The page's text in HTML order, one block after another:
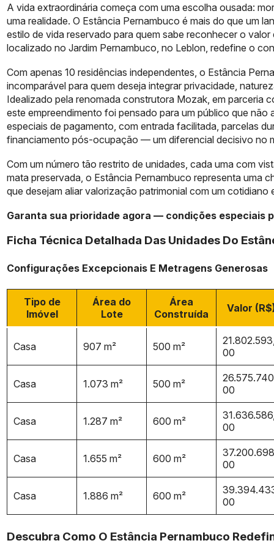
A vida extraordinária começa com uma escolha ousada:
uma realidade. O Estância Pernambuco é mais do que um
estilo de vida reservado para quem sabe reconhecer o
localizado no Jardim Pernambuco, no Leblon, redefine o
Com apenas 10 residências independentes, o Estância
incomparável para quem deseja integrar privacidade,
Idealizado pela renomada construtora Mozak, em parceria
este empreendimento foi pensado para um público que
especiais de pagamento, com entrada facilitada, parcelas
financiamento pós-ocupação — um diferencial decisivo no
Com um número tão restrito de unidades, cada uma com
mata preservada, o Estância Pernambuco representa uma
que desejam aliar valorização patrimonial com um cotidiano
Garanta sua prioridade agora — condições especiais
Ficha Técnica Detalhada Das Unidades Do
Configurações Excepcionais E Metragens Generosas
Tipo de
Imóvel
Área do
Lote
Área
Construída
Valor
Casa 907 m² 500 m²
00
Casa 1.073 m² 500 m²
00
Casa 1.287 m² 600 m²
00
Casa 1.655 m² 600 m²
00
Casa 1.886 m² 600 m²
00
Descubra Como O Estância Pernambuco